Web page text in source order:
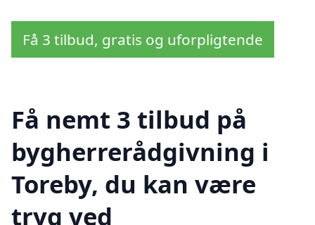
Få 3 tilbud, gratis og uforpligtende
Få nemt 3 tilbud på
bygherrerådgivning i
Toreby, du kan være
tryg ved